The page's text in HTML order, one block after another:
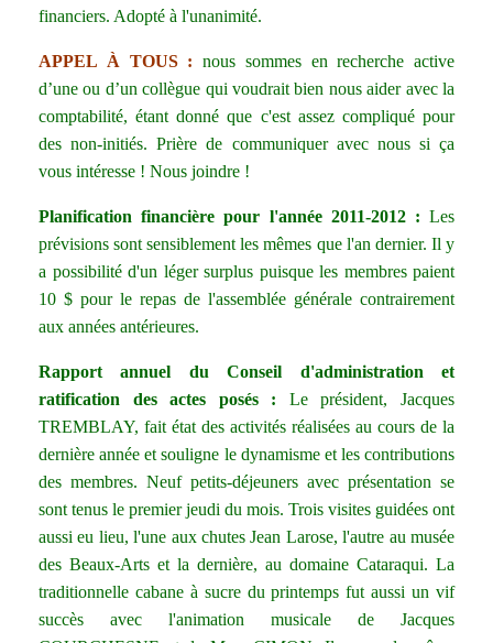
financiers. Adopté à l'unanimité.
APPEL À TOUS : nous sommes en recherche active
d’une ou d’un collègue qui voudrait bien nous aider avec la
comptabilité, étant donné que c'est assez compliqué pour
des non-initiés. Prière de communiquer avec nous si ça
vous intéresse ! Nous joindre !
Planification financière pour l'année 2011-2012 : Les
prévisions sont sensiblement les mêmes que l'an dernier. Il y
a possibilité d'un léger surplus puisque les membres paient
10 $ pour le repas de l'assemblée générale contrairement
aux années antérieures.
Rapport annuel du Conseil d'administration et
ratification des actes posés : Le président, Jacques
TREMBLAY, fait état des activités réalisées au cours de la
dernière année et souligne le dynamisme et les contributions
des membres. Neuf petits-déjeuners avec présentation se
sont tenus le premier jeudi du mois. Trois visites guidées ont
aussi eu lieu, l'une aux chutes Jean Larose, l'autre au musée
des Beaux-Arts et la dernière, au domaine Cataraqui. La
traditionnelle cabane à sucre du printemps fut aussi un vif
succès avec l'animation musicale de Jacques